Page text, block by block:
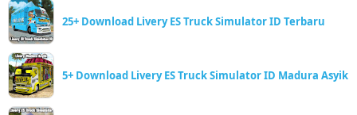
25+ Download Livery ES Truck Simulator ID Terbaru
5+ Download Livery ES Truck Simulator ID Madura Asyik